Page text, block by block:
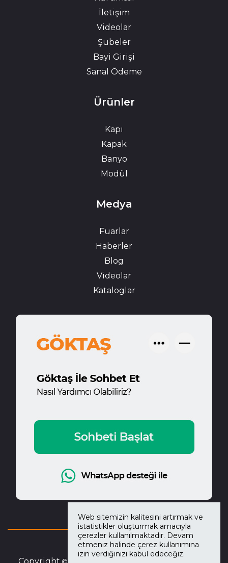
İletişim
Videolar
Şubeler
Bayi Girişi
Sanal Ödeme
Ürünler
Kapı
Kapak
Banyo
Modül
Medya
Fuarlar
Haberler
Blog
Videolar
Kataloglar
Web sitemizin kalitesini artırmak ve
istatistikler oluşturmak amacıyla
çerezler kullanılmaktadır. Devam
etmeniz halinde çerez kullanımına
izin verdiğinizi kabul edeceğiz.